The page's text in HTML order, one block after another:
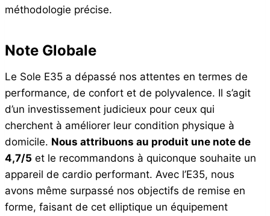
méthodologie précise.
Note Globale
Le Sole E35 a dépassé nos attentes en termes de
performance, de confort et de polyvalence. Il s’agit
d’un investissement judicieux pour ceux qui
cherchent à améliorer leur condition physique à
domicile. Nous attribuons au produit une note de
4,7/5 et le recommandons à quiconque souhaite un
appareil de cardio performant. Avec l’E35, nous
avons même surpassé nos objectifs de remise en
forme, faisant de cet elliptique un équipement